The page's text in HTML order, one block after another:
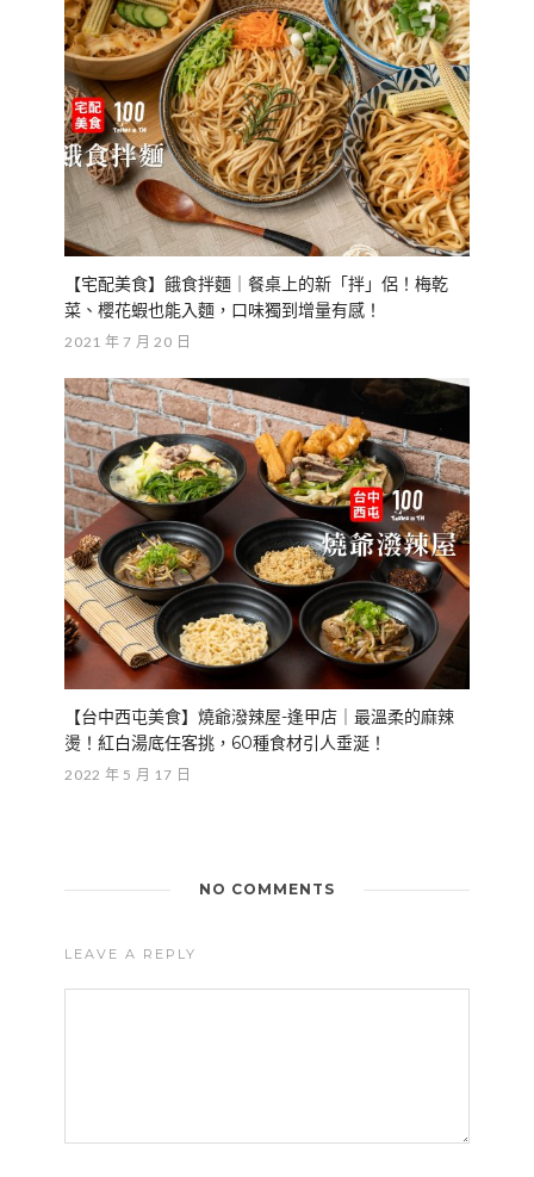
【宅配美食】餓食拌麵｜餐桌上的新「拌」侶！梅乾
菜、櫻花蝦也能入麵，口味獨到增量有感！
2021 年 7 月 20 日
【台中西屯美食】燒爺潑辣屋-逢甲店｜最溫柔的麻辣
燙！紅白湯底任客挑，60種食材引人垂涎！
2022 年 5 月 17 日
NO COMMENTS
LEAVE A REPLY